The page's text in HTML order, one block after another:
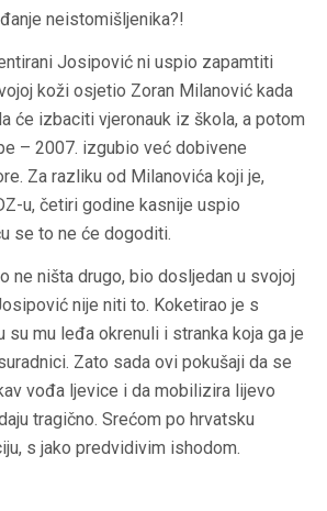
neistomišljenika?!
Josipović ni uspio zapamtiti
koži osjetio Zoran Milanović kada
će izbaciti vjeronauk iz škola, a potom
– 2007. izgubio već dobivene
Za razliku od Milanovića koji je,
u, četiri godine kasnije uspio
se to ne će dogoditi.
ne ništa drugo, bio dosljedan u svojoj
nije niti to. Koketirao je s
su mu leđa okrenuli i stranka koja ga je
Zato sada ovi pokušaji da se
vođa ljevice i da mobilizira lijevo
tragično. Srećom po hrvatsku
s jako predvidivim ishodom.